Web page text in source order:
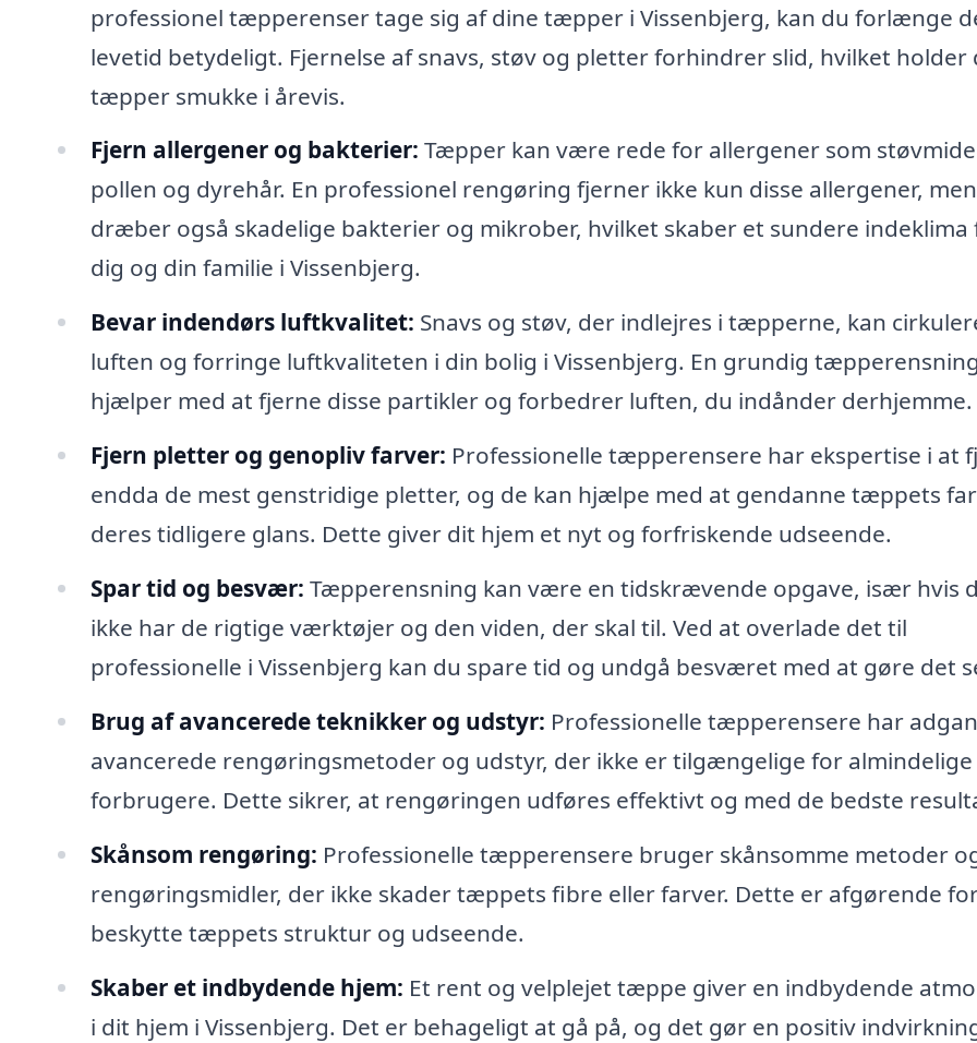
professionel tæpperenser tage sig af dine tæpper i Vissenbjerg, kan du forlænge
levetid betydeligt. Fjernelse af snavs, støv og pletter forhindrer slid, hvilket holder
tæpper smukke i årevis.
Fjern allergener og bakterier: Tæpper kan være rede for allergener som
pollen og dyrehår. En professionel rengøring fjerner ikke kun disse allergener, men
dræber også skadelige bakterier og mikrober, hvilket skaber et sundere indeklima
dig og din familie i Vissenbjerg.
Bevar indendørs luftkvalitet: Snavs og støv, der indlejres i tæpperne, kan
luften og forringe luftkvaliteten i din bolig i Vissenbjerg. En grundig
hjælper med at fjerne disse partikler og forbedrer luften, du indånder derhjemme.
Fjern pletter og genopliv farver: Professionelle tæpperensere har ekspertise i at
endda de mest genstridige pletter, og de kan hjælpe med at gendanne tæppets
deres tidligere glans. Dette giver dit hjem et nyt og forfriskende udseende.
Spar tid og besvær: Tæpperensning kan være en tidskrævende opgave, især hvis
ikke har de rigtige værktøjer og den viden, der skal til. Ved at overlade det til
professionelle i Vissenbjerg kan du spare tid og undgå besværet med at gøre det
Brug af avancerede teknikker og udstyr: Professionelle tæpperensere har
avancerede rengøringsmetoder og udstyr, der ikke er tilgængelige for almindelige
forbrugere. Dette sikrer, at rengøringen udføres effektivt og med de bedste
Skånsom rengøring: Professionelle tæpperensere bruger skånsomme metoder
rengøringsmidler, der ikke skader tæppets fibre eller farver. Dette er afgørende
beskytte tæppets struktur og udseende.
Skaber et indbydende hjem: Et rent og velplejet tæppe giver en indbydende
i dit hjem i Vissenbjerg. Det er behageligt at gå på, og det gør en positiv